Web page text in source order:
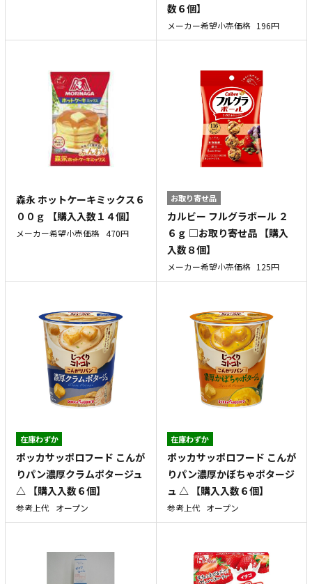
数６個】
メーカー希望小売価格 196円
森永 ホットケーキミックス６
００ｇ 【購入入数１４個】
メーカー希望小売価格 470円
お取り寄せ品
カルビー フルグラボール ２
６ｇ □お取り寄せ品 【購入
入数８個】
メーカー希望小売価格 125円
在庫わずか
ポッカサッポロフード こんが
りパン濃厚クラムポタージュ
△ 【購入入数６個】
参考上代 オープン
在庫わずか
ポッカサッポロフード こんが
りパン濃厚かぼちゃポタージ
ュ △ 【購入入数６個】
参考上代 オープン